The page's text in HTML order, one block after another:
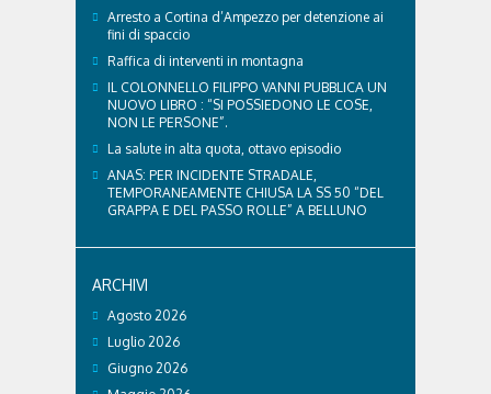
Arresto a Cortina d’Ampezzo per detenzione ai
fini di spaccio
Raffica di interventi in montagna
IL COLONNELLO FILIPPO VANNI PUBBLICA UN
NUOVO LIBRO : “SI POSSIEDONO LE COSE,
NON LE PERSONE”.
La salute in alta quota, ottavo episodio
ANAS: PER INCIDENTE STRADALE,
TEMPORANEAMENTE CHIUSA LA SS 50 “DEL
GRAPPA E DEL PASSO ROLLE” A BELLUNO
ARCHIVI
Agosto 2026
Luglio 2026
Giugno 2026